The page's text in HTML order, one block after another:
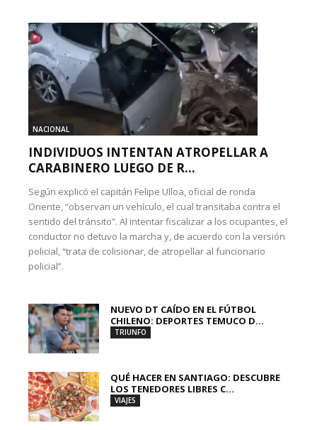
NACIONAL
INDIVIDUOS INTENTAN ATROPELLAR A
CARABINERO LUEGO DE R...
Según explicó el capitán Felipe Ulloa, oficial de ronda
Oriente, “observan un vehículo, el cual transitaba contra el
sentido del tránsito”. Al intentar fiscalizar a los ocupantes, el
conductor no detuvo la marcha y, de acuerdo con la versión
policial, “trata de colisionar, de atropellar al funcionario
policial”.
NUEVO DT CAÍDO EN EL FÚTBOL
CHILENO: DEPORTES TEMUCO D...
TRIUNFO
QUÉ HACER EN SANTIAGO: DESCUBRE
LOS TENEDORES LIBRES C...
VIAJES